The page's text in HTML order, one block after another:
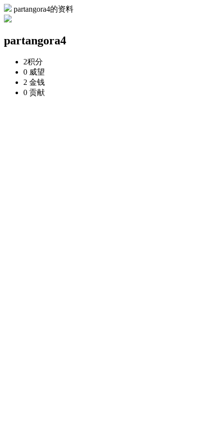
partangora4的资料
partangora4
2积分
0 威望
2 金钱
0 贡献